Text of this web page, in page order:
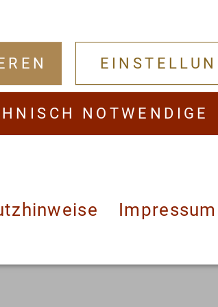
NOTWENDIGE
Impressum
und windigen Tagen